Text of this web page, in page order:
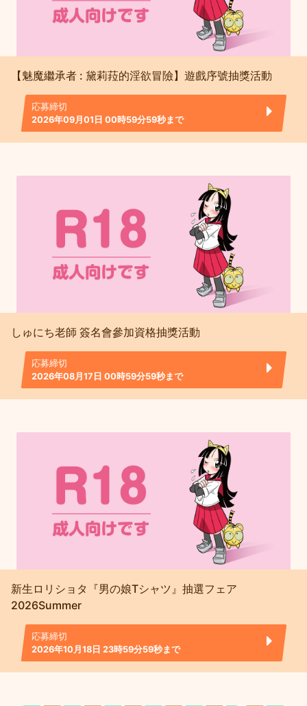
【魅魔繼承者 : 黛莉菈的淫欲冒險】遊戲序號抽獎活動
応募締切
2026年09月01日 00時59分59秒まで
しゅにち老師 簽名會參加資格抽獎活動
応募締切
2026年08月17日 00時59分59秒まで
新生ロリショタ『男の娘Tシャツ』抽選フェア
2026Summer
応募締切
2026年10月18日 23時59分59秒まで